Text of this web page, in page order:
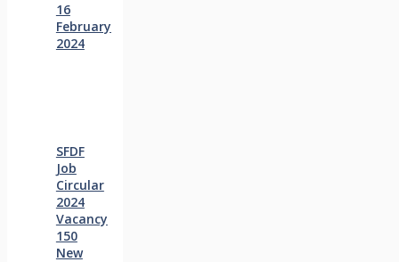
16
February
2024
SFDF
Job
Circular
2024
Vacancy
150
New